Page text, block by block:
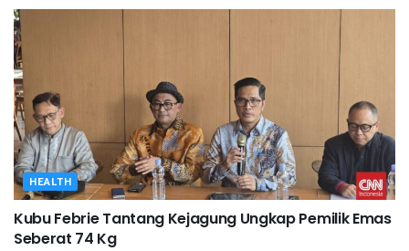
HEALTH
Kubu Febrie Tantang Kejagung Ungkap Pemilik Emas
Seberat 74 Kg